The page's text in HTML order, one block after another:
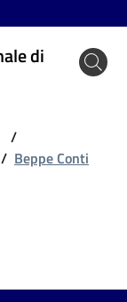
di
/
/ Beppe Conti